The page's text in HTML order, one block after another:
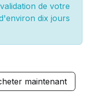
de votre
dix jours
maintenant